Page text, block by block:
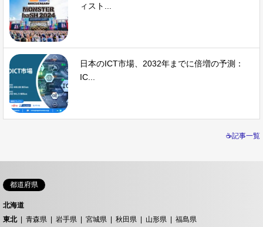
ィスト...
日本のICT市場、2032年までに倍増の予測：
IC...
☕記事一覧
都道府県
北海道
東北
青森県 岩手県 宮城県 秋田県 山形県
福島県